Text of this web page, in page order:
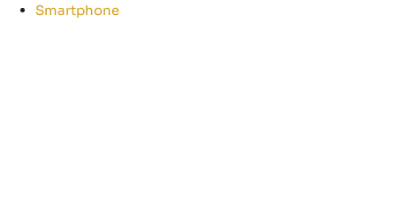
Smartphone